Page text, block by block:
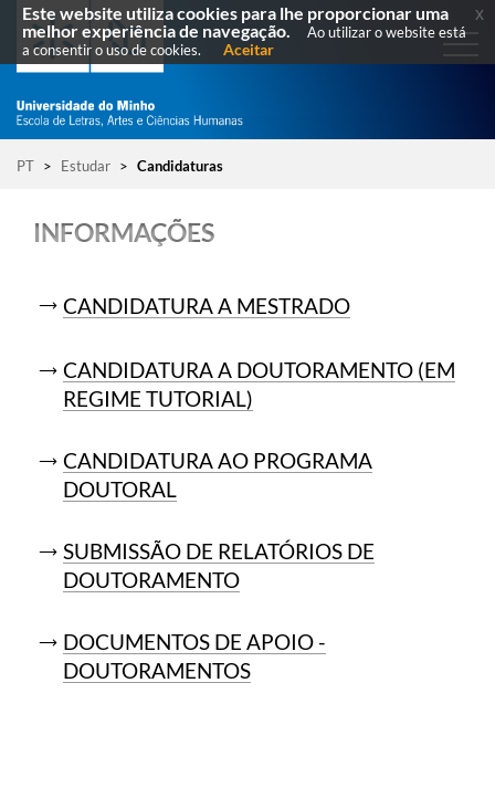
PT > Estudar > Candidaturas
INFORMAÇÕES
CANDIDATURA A MESTRADO
CANDIDATURA A DOUTORAMENTO (EM
REGIME TUTORIAL)
CANDIDATURA AO PROGRAMA
DOUTORAL
SUBMISSÃO DE RELATÓRIOS DE
DOUTORAMENTO
DOCUMENTOS DE APOIO -
DOUTORAMENTOS
Este website utiliza cookies para lhe proporcionar uma
melhor experiência de navegação.
Ao utilizar o website está
a consentir o uso de cookies.
Aceitar
x